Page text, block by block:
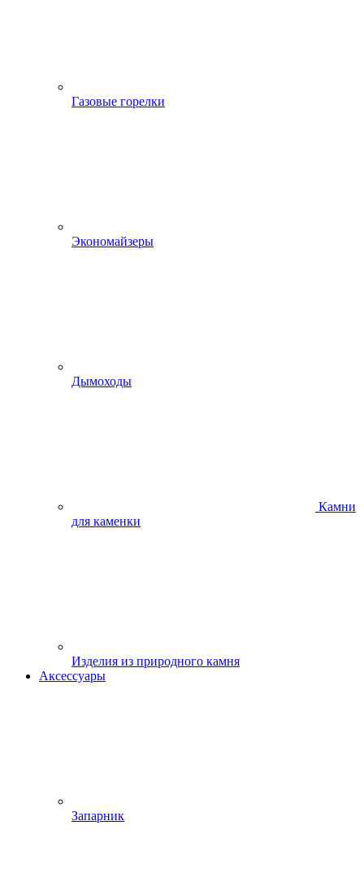
Газовые горелки
Экономайзеры
Дымоходы
Камни
для каменки
Изделия из природного камня
Аксессуары
Запарник